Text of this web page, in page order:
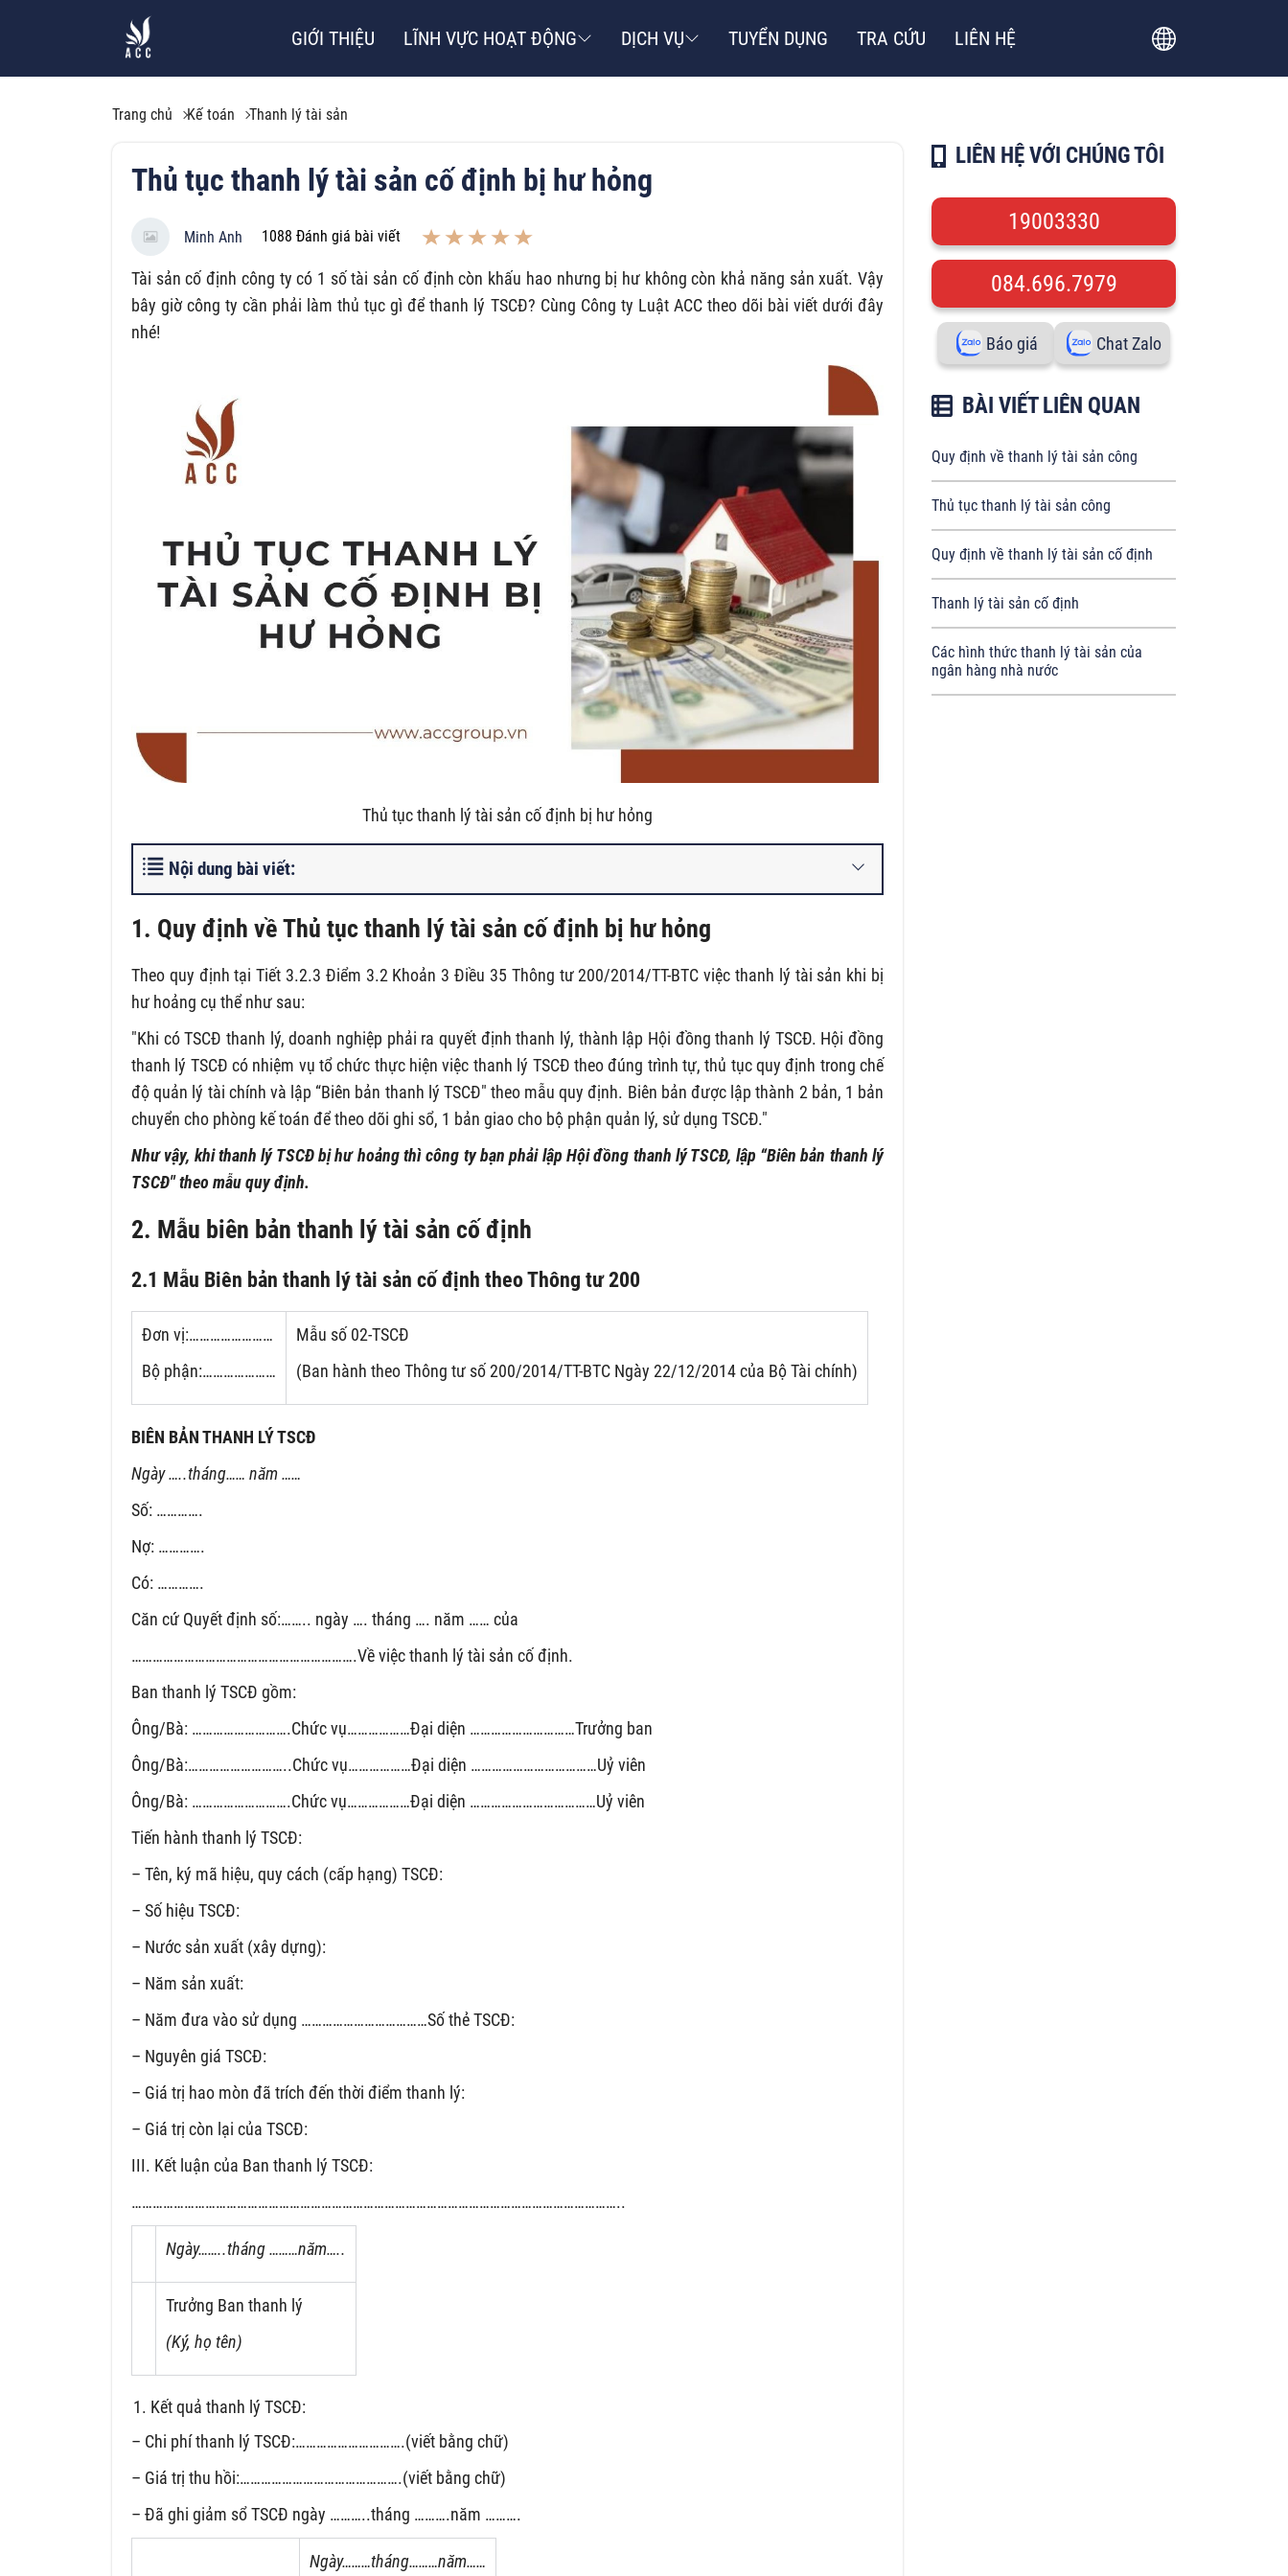
GIỚI THIỆU LĨNH VỰC HOẠT ĐỘNG DỊCH VỤ TUYỂN DỤNG TRA CỨU LIÊN HỆ
Trang chủ Kế toán Thanh lý tài sản
Thủ tục thanh lý tài sản cố định bị hư hỏng
Minh Anh 1088 Đánh giá bài viết
Tài sản cố định công ty có 1 số tài sản cố định còn khấu hao nhưng bị hư không còn khả năng sản xuất. Vậy
bây giờ công ty cần phải làm thủ tục gì để thanh lý TSCĐ? Cùng Công ty Luật ACC theo dõi bài viết dưới đây
nhé!
Thủ tục thanh lý tài sản cố định bị hư hỏng
Nội dung bài viết:
1. Quy định về Thủ tục thanh lý tài sản cố định bị hư hỏng
Theo quy định tại Tiết 3.2.3 Điểm 3.2 Khoản 3 Điều 35 Thông tư 200/2014/TT-BTC việc thanh lý tài sản khi bị
hư hoảng cụ thể như sau:
"Khi có TSCĐ thanh lý, doanh nghiệp phải ra quyết định thanh lý, thành lập Hội đồng thanh lý TSCĐ. Hội đồng
thanh lý TSCĐ có nhiệm vụ tổ chức thực hiện việc thanh lý TSCĐ theo đúng trình tự, thủ tục quy định trong chế
độ quản lý tài chính và lập “Biên bản thanh lý TSCĐ" theo mẫu quy định. Biên bản được lập thành 2 bản, 1 bản
chuyển cho phòng kế toán để theo dõi ghi sổ, 1 bản giao cho bộ phận quản lý, sử dụng TSCĐ."
Như vậy, khi thanh lý TSCĐ bị hư hoảng thì công ty bạn phải lập Hội đồng thanh lý TSCĐ, lập “Biên bản thanh lý
TSCĐ" theo mẫu quy định.
2. Mẫu biên bản thanh lý tài sản cố định
2.1 Mẫu Biên bản thanh lý tài sản cố định theo Thông tư 200
Đơn vị:……………………
Bộ phận:…………………
Mẫu số 02-TSCĐ
(Ban hành theo Thông tư số 200/2014/TT-BTC Ngày 22/12/2014 của Bộ Tài chính)
BIÊN BẢN THANH LÝ TSCĐ
Ngày …..tháng…… năm ……
Số: ………….
Nợ: ………….
Có: ………….
Căn cứ Quyết định số:…….. ngày …. tháng …. năm …… của
……………………………………………………….Về việc thanh lý tài sản cố định.
Ban thanh lý TSCĐ gồm:
Ông/Bà: ……………………….Chức vụ………………Đại diện …………………………Trưởng ban
Ông/Bà:………………………..Chức vụ………………Đại diện ………………………………Uỷ viên
Ông/Bà: ……………………….Chức vụ………………Đại diện ………………………………Uỷ viên
Tiến hành thanh lý TSCĐ:
– Tên, ký mã hiệu, quy cách (cấp hạng) TSCĐ:
– Số hiệu TSCĐ:
– Nước sản xuất (xây dựng):
– Năm sản xuất:
– Năm đưa vào sử dụng ………………………………Số thẻ TSCĐ:
– Nguyên giá TSCĐ:
– Giá trị hao mòn đã trích đến thời điểm thanh lý:
– Giá trị còn lại của TSCĐ:
III. Kết luận của Ban thanh lý TSCĐ:
…………………………………………………………………………………………………………………………..
Ngày……..tháng ………năm…..
Trưởng Ban thanh lý
(Ký, họ tên)
Kết quả thanh lý TSCĐ:
– Chi phí thanh lý TSCĐ:………………………….(viết bằng chữ)
– Giá trị thu hồi:……………………………………….(viết bằng chữ)
– Đã ghi giảm sổ TSCĐ ngày ………..tháng ……….năm ……….
Ngày………tháng………năm……
LIÊN HỆ VỚI CHÚNG TÔI
19003330
084.696.7979
Báo giá Chat Zalo
BÀI VIẾT LIÊN QUAN
Quy định về thanh lý tài sản công
Thủ tục thanh lý tài sản công
Quy định về thanh lý tài sản cố định
Thanh lý tài sản cố định
Các hình thức thanh lý tài sản của
ngân hàng nhà nước